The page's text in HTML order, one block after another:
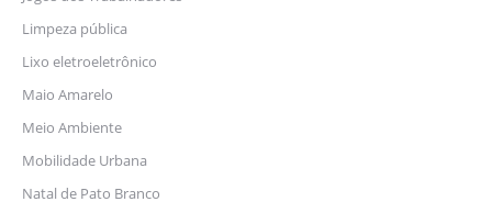
Limpeza pública
Lixo eletroeletrônico
Maio Amarelo
Meio Ambiente
Mobilidade Urbana
Natal de Pato Branco